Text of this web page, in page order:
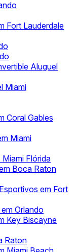
Fort Lauderdale
Aluguel
Miami
Coral Gables
Miami
Flórida
Boca Raton
em Fort
Orlando
Key Biscayne
Raton